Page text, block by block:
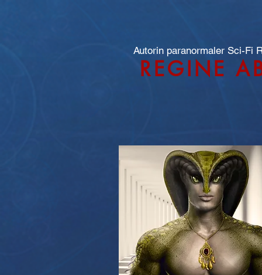
Autorin paranormaler Sci-Fi
REGINE